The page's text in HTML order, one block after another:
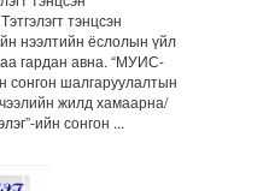
тэнцсэн
нээлтийн ёслолын үйл
гардан авна. “МУИС-
сонгон шалгаруулалтын
жилд хамаарна/
ийн сонгон ...